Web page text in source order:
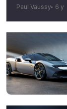
Paul Vaussy 6 y